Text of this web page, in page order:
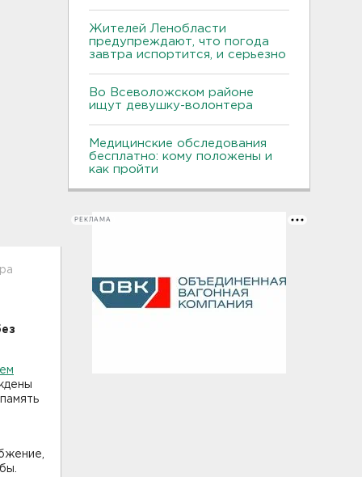
Жителей Ленобласти
предупреждают, что погода
завтра испортится, и серьезно
Во Всеволожском районе
ищут девушку-волонтера
Медицинские обследования
бесплатно: кому положены и
как пройти
РЕКЛАМА